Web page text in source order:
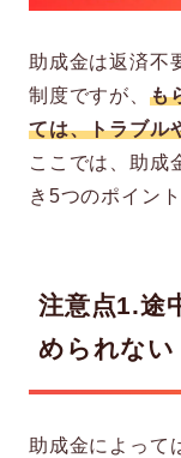
助成金は返済不
制度ですが、 も
ては、トラブル
ここでは、助成
き5つのポイン
注意点1.途
められない
助成金によって